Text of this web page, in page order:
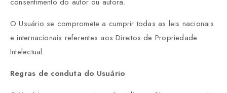
O Usuário se compromete a cumprir todas as leis nacionais
e internacionais referentes aos Direitos de Propriedade
Intelectual.
Regras de conduta do Usuário